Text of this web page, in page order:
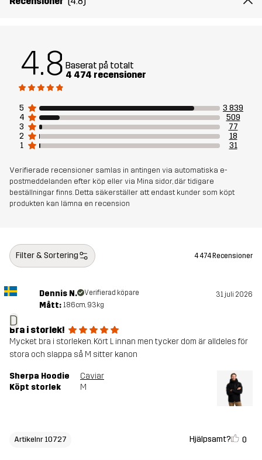
Vikt 867g i storlek M
Skapad för VANDRING ALL-ROUND VARDAG
Artikelnummer 10727_2139
4.8 Baserat på totalt
4 474 recensioner
5
3 839
4
509
3
77
2
18
1
31
Verifierade recensioner samlas in antingen via automatiska e-
postmeddelanden efter köp eller via Mina sidor, där tidigare
beställningar finns. Detta säkerställer att endast kunder som köpt
produkten kan lämna en recension
Filter & Sortering 4 474 Recensioner
D
Dennis N. Verifierad köpare 31 juli 2026
Mått: 186cm, 93kg
Bra i storlek!
Mycket bra i storleken. Kört L innan men tycker dom är alldeles för
stora och slappa så M sitter kanon
Sherpa Hoodie
Caviar
Köpt storlek
M
Artikelnr 10727 Hjälpsamt? 0